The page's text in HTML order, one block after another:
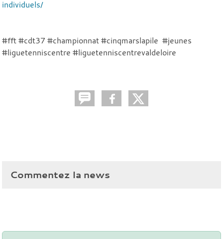
individuels/
#fft #cdt37 #championnat #cinqmarslapile #jeunes
#liguetenniscentre #liguetenniscentrevaldeloire
Commentez la news